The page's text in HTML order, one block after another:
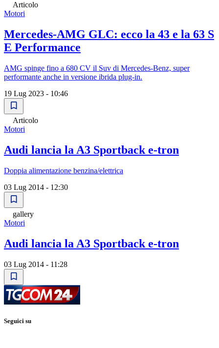
Articolo
Motori
Mercedes-AMG GLC: ecco la 43 e la 63 S
E Performance
AMG spinge fino a 680 CV il Suv di Mercedes-Benz, super
performante anche in versione ibrida plug-in.
19 Lug 2023 - 10:46
Articolo
Motori
Audi lancia la A3 Sportback e-tron
Doppia alimentazione benzina/elettrica
03 Lug 2014 - 12:30
gallery
Motori
Audi lancia la A3 Sportback e-tron
03 Lug 2014 - 11:28
Seguici su